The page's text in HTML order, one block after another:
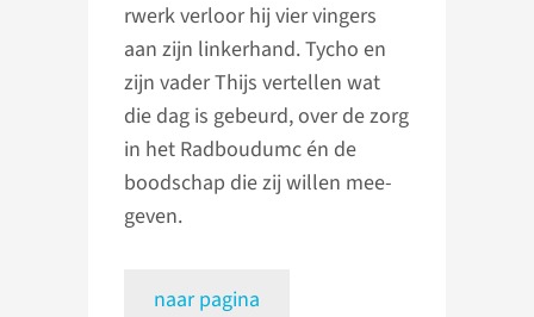
rwerk verloor hij vier vingers
aan zijn linke­rhand. Tycho en
zijn vader Thijs vertellen wat
die dag is gebeurd, over de zorg
in het Radboudumc én de
bood­schap die zij willen mee­
geven.
naar pagina